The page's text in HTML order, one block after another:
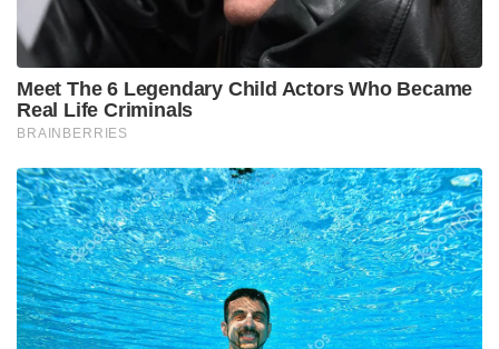
“हिंदू अमेरिकियों के रूप में, हम भारतीय उपमहाद्वीप, कैरिबियन
और दिवाली पर होने वाले उत्सवों की भीड़ का सम्मान करने के
लिए एक बिल देखकर बहुत खुश हैं,” मानवाधिकारों के लिए
हिंदुओं के लिए नीति निदेशक रिया चक्रवर्ती ने कहा।
इंटरनेशनल अहिंसा फाउंडेशन की संस्थापक और अध्यक्ष डॉ.
नीता जैन ने कहा, ‘अमेरिकी पब्लिक स्कूलों में दिवाली को
छुट्टी के रूप में मान्यता देने का सही समय है।’
“हमारे बच्चों के साथ समान व्यवहार किया जाना चाहिए। जैसे
हमारे बच्चे अन्य संस्कृतियों का जश्न मनाते हैं, वैसे ही दूसरों
को भी जश्न मनाना चाहिए और हमारी संस्कृति के बारे में